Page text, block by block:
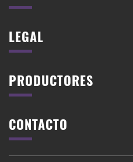
LEGAL
PRODUCTORES
CONTACTO